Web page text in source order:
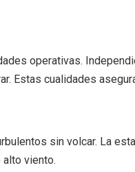
operativas.
Estas cualidades
sin volcar. La
viento.